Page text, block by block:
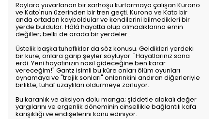
Raylara yuvarlanan bir sarhoşu kurtarmaya çalışan Kurono
ve Kato'nun üzerinden bir tren geçti. Kurono ve Kato bir
anda ortadan kayboldular ve kendilerini bilmedikleri bir
yerde buldular. Hâlâ hayatta olup olmadıklarına emin
değiller; belki de arada bir yerdeler...
Üstelik başka tuhaflıklar da söz konusu. Geldikleri yerdeki
bir küre, onlara garip şeyler söylüyor: "Hayatlarınız sona
erdi. Yeni hayatınızın nasıl gideceğine ben karar
vereceğim!" Gantz isimli bu küre onları ölüm oyunları
oynamaya ve "trajik sonları" onlarınkini andıran diğerleriyle
birlikte, tuhaf uzaylıları öldürmeye zorluyor.
Bu karanlık ve aksiyon dolu manga; şiddetle alakalı değer
yargılarını ve ergenlik döneminin cinsellikle bağlantılı kafa
karışıklığı ve endişelerini konu ediniyor.